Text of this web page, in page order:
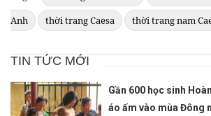
Anh
thời trang Caesa thời trang nam
TIN TỨC MỚI
Gần 600 học sinh
áo ấm vào mùa Đông